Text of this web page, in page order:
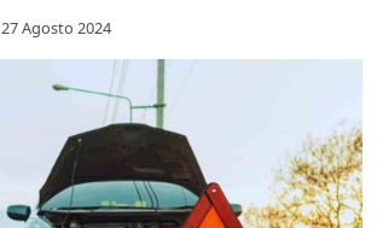
27 Agosto 2024